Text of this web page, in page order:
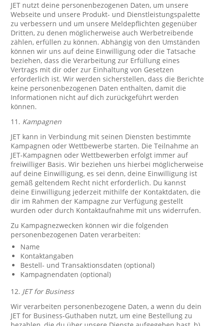
JET nutzt deine personenbezogenen Daten, um unsere
Webseite und unsere Produkt- und Dienstleistungspalette
zu verbessern und um unsere Meldepflichten gegenüber
Dritten, zu denen möglicherweise auch Werbetreibende
zählen, erfüllen zu können. Abhängig von den Umständen
können wir uns auf deine Einwilligung oder die Tatsache
beziehen, dass die Verarbeitung zur Erfüllung eines
Vertrags mit dir oder zur Einhaltung von Gesetzen
erforderlich ist. Wir werden sicherstellen, dass die Berichte
keine personenbezogenen Daten enthalten, damit die
Informationen nicht auf dich zurückgeführt werden
können.
11. Kampagnen
JET kann in Verbindung mit seinen Diensten bestimmte
Kampagnen oder Wettbewerbe starten. Die Teilnahme an
JET-Kampagnen oder Wettbewerben erfolgt immer auf
freiwilliger Basis. Wir beziehen uns hierbei möglicherweise
auf deine Einwilligung, es sei denn, deine Einwilligung ist
gemäß geltendem Recht nicht erforderlich. Du kannst
deine Einwilligung jederzeit mithilfe der Kontaktdaten, die
dir im Rahmen der Kampagne zur Verfügung gestellt
wurden oder durch Kontaktaufnahme mit uns widerrufen.
Zu Kampagnezwecken können wir die folgenden
personenbezogenen Daten verarbeiten:
Name
Kontaktangaben
Bestell- und Transaktionsdaten (optional)
Kampagnendaten (optional)
12. JET for Business
Wir verarbeiten personenbezogene Daten, a wenn du dein
JET for Business-Guthaben nutzt, um eine Bestellung zu